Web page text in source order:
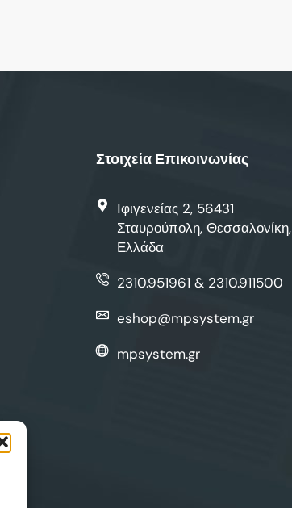
Στοιχεία Επικοινωνίας
Ιφιγενείας 2, 56431
Σταυρούπολη, Θεσσαλονίκη,
Ελλάδα
2310.951961 & 2310.911500
eshop@mpsystem.gr
mpsystem.gr